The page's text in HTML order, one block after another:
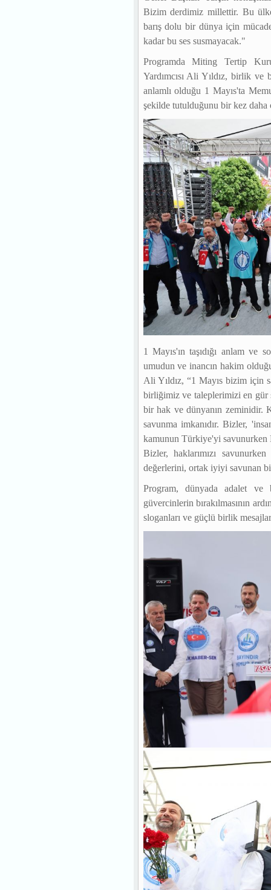
Bizim derdimiz millettir. Bu
barış dolu bir dünya için
kadar bu ses susmayacak."
Programda Miting Tertip
Yardımcısı Ali Yıldız, birlik
anlamlı olduğu 1 Mayıs'ta
şekilde tutulduğunu bir kez
1 Mayıs'ın taşıdığı anlam ve
umudun ve inancın hakim
Ali Yıldız, “1 Mayıs bizim için
birliğimiz ve taleplerimizi en gür
bir hak ve dünyanın zeminidir.
savunma imkanıdır. Bizler,
kamunun Türkiye'yi
Bizler, haklarımızı
değerlerini, ortak iyiyi savunan
Program, dünyada adalet ve
güvercinlerin bırakılmasının
sloganları ve güçlü birlik